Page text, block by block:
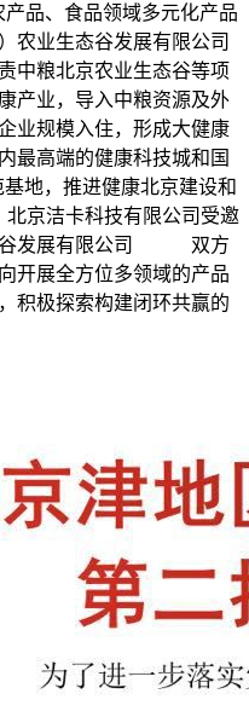
产品、食品领域多元化产品
农业生态谷发展有限公司
中粮北京农业生态谷等项
产业，导入中粮资源及外
业规模入住，形成大健康
最高端的健康科技城和国
地，推进健康北京建设和
洁卡科技有限公司受邀
谷发展有限公司 双方
开展全方位多领域的产品
积极探索构建闭环共赢的